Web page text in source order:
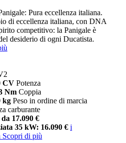
Pura eccellenza italiana.
di eccellenza italiana, con DNA
competitivo: la Panigale è
desiderio di ogni Ducatista.
CV Potenza
Nm Coppia
kg Peso in ordine di marcia
carburante
17.090 €
35 kW: 16.090 € i
Scopri di più